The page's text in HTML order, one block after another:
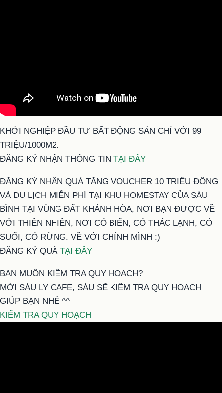
KHỞI NGHIỆP ĐẦU TƯ BẤT ĐỘNG SẢN CHỈ VỚI 99
TRIỆU/1000M2.
ĐĂNG KÝ NHẬN THÔNG TIN TẠI ĐÂY
ĐĂNG KÝ NHẬN QUÀ TẶNG VOUCHER 10 TRIỆU ĐỒNG
VÀ DU LỊCH MIỄN PHÍ TẠI KHU HOMESTAY CỦA SÁU
BÌNH TẠI VÙNG ĐẤT KHÁNH HÒA, NƠI BẠN ĐƯỢC VỀ
VỚI THIÊN NHIÊN, NƠI CÓ BIỂN, CÓ THÁC LẠNH, CÓ
SUỐI, CÓ RỪNG. VỀ VỚI CHÍNH MÌNH :)
ĐĂNG KÝ QUÀ TẠI ĐÂY
BẠN MUỐN KIỂM TRA QUY HOẠCH?
MỜI SÁU LY CAFE, SÁU SẼ KIỂM TRA QUY HOẠCH
GIÚP BẠN NHÉ ^^
KIỂM TRA QUY HOẠCH